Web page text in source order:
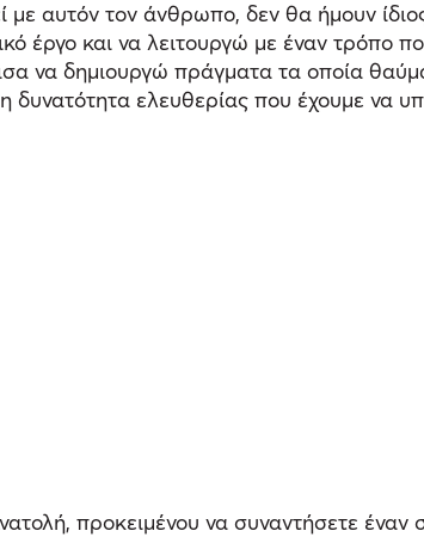
αυτόν τον άνθρωπο, δεν θα ήμουν
έργο και να λειτουργώ με έναν τρόπο
να δημιουργώ πράγματα τα οποία
δυνατότητα ελευθερίας που έχουμε να
προκειμένου να συναντήσετε έναν